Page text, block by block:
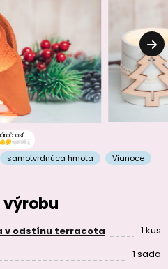
samotvrdnúca hmota Vianoce
výrobu
v odstínu terracota
1 kus
1 sada